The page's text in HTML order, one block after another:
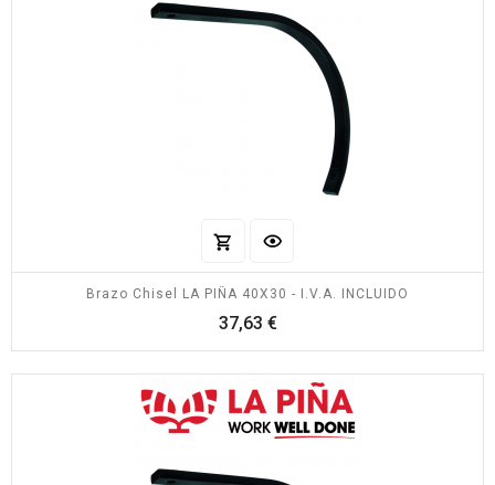
Brazo Chisel LA PIÑA 40X30 - I.V.A. INCLUIDO
37,63 €Precio